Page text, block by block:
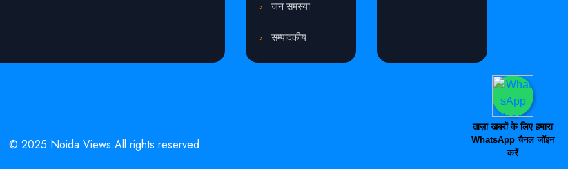
जन समस्या
सम्पादकीय
ताज़ा खबरों के लिए हमारा
WhatsApp चैनल जॉइन
करें
© 2025 Noida Views.All rights reserved